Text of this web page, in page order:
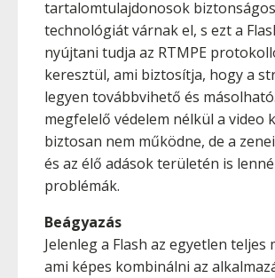
tartalomtulajdonosok
technológiát várnak el, s ezt a
nyújtani tudja az RTMPE
keresztül, ami biztosítja, hogy a
legyen továbbvihető és
megfelelő védelem nélkül a video
biztosan nem működne, de a
és az élő adások területén is
problémák.
Beágyazás
Jelenleg a Flash az egyetlen teljes
ami képes kombinálni az